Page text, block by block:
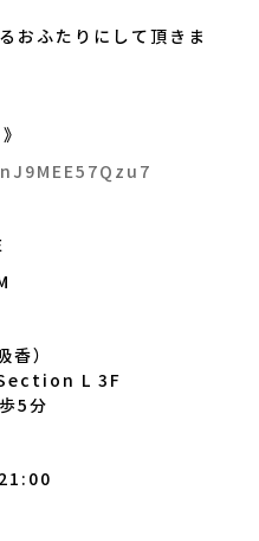
おふたりにして頂きま
）
L 3F
5分